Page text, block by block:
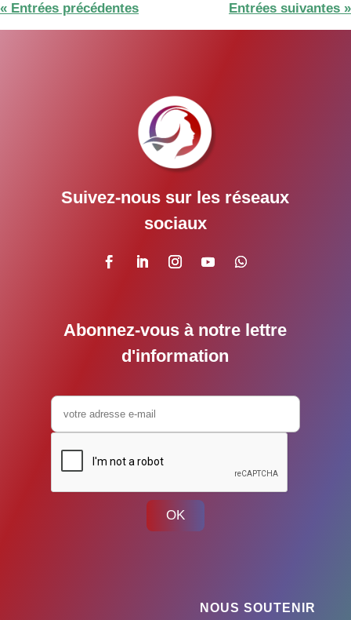
« Entrées précédentes Entrées suivantes »
Suivez-nous sur les réseaux
sociaux
Abonnez-vous à notre lettre
d'information
OK
NOUS SOUTENIR